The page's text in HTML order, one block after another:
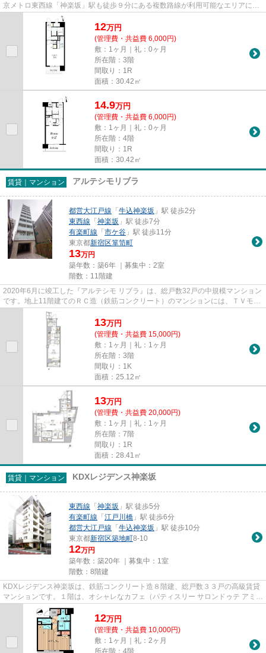
京メトロ東西線「神楽坂」駅も徒歩９分にある複数路線が利用可能なエリアに
2000年3月に鉄筋コンクリート造...
12万円
(管理費・共益費 6,000円)
敷：1ヶ月｜礼：0ヶ月
所在階：3階
間取り：1R
面積：30.42㎡
14.9万円
(管理費・共益費 6,000円)
敷：1ヶ月｜礼：0ヶ月
所在階：4階
間取り：1R
面積：30.42㎡
賃貸｜マンション アルテシモリブラ
都営大江戸線 「 牛込神楽坂 」駅 徒歩2分
東西線 「 神楽坂 」駅 徒歩7分
有楽町線 「 市ケ谷 」駅 徒歩11分
東京都新宿区箪笥町
13万円
築年数：築6年 ｜募集中： 2室
階数：11階建
2020年6月に竣工した『アルテシモ リブラ』は、総戸数32戸の中規模マンション
です。地上11階建てのＲＣ造（鉄筋コンクリート）のマンションには、ＴＶモニ
ター付きオートロックを始め...
13万円
(管理費・共益費 15,000円)
敷：1ヶ月｜礼：1ヶ月
所在階：3階
間取り：1K
面積：25.12㎡
13万円
(管理費・共益費 20,000円)
敷：1ヶ月｜礼：1ヶ月
所在階：7階
間取り：1R
面積：28.41㎡
賃貸｜マンション KDXレジデンス神楽坂
東西線 「 神楽坂 」駅 徒歩5分
有楽町線 「 江戸川橋 」駅 徒歩6分
都営大江戸線 「 牛込神楽坂 」駅 徒歩10分
東京都新宿区築地町8-10
12万円
築年数：築20年 ｜募集中： 1室
階数：8階建
KDXレジデンス神楽坂は、鉄筋コンクリート造８階建、総戸数３３戸の高級賃貸
マンションです。１階は、オシャレなカフェ（パティスリー サロンドゥテ アミテ
ィエ 神楽坂）が入っていま...
12万円
(管理費・共益費 10,000円)
敷：1ヶ月｜礼：2ヶ月
所在階：4階